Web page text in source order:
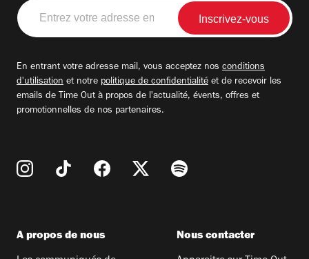
Entrez
votre
adresse
En entrant votre adresse mail, vous acceptez nos conditions
d'utilisation et notre politique de confidentialité et de recevoir les
emails de Time Out à propos de l'actualité, évents, offres et
promotionnelles de nos partenaires.
A propos de nous Nous contacter